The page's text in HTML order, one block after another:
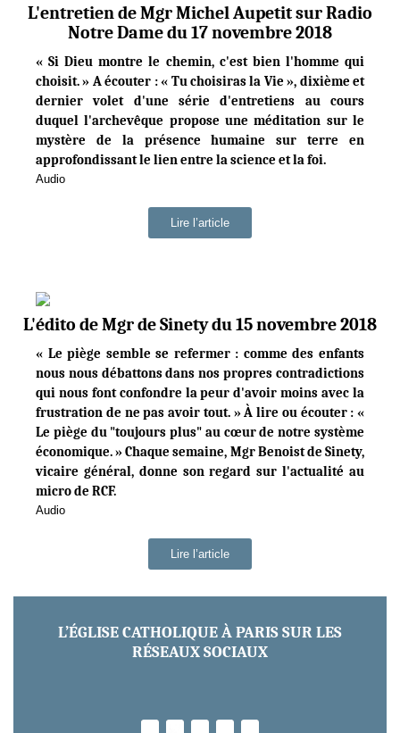
L'entretien de Mgr Michel Aupetit sur Radio
Notre Dame du 17 novembre 2018
« Si Dieu montre le chemin, c'est bien l'homme qui
choisit. » A écouter : « Tu choisiras la Vie », dixième et
dernier volet d'une série d'entretiens au cours
duquel l'archevêque propose une méditation sur le
mystère de la présence humaine sur terre en
approfondissant le lien entre la science et la foi.
Audio
Lire l’article
L'édito de Mgr de Sinety du 15 novembre 2018
« Le piège semble se refermer : comme des enfants
nous nous débattons dans nos propres contradictions
qui nous font confondre la peur d'avoir moins avec la
frustration de ne pas avoir tout. » À lire ou écouter : «
Le piège du "toujours plus" au cœur de notre système
économique. » Chaque semaine, Mgr Benoist de Sinety,
vicaire général, donne son regard sur l'actualité au
micro de RCF.
Audio
Lire l’article
L’ÉGLISE CATHOLIQUE À PARIS SUR LES
RÉSEAUX SOCIAUX